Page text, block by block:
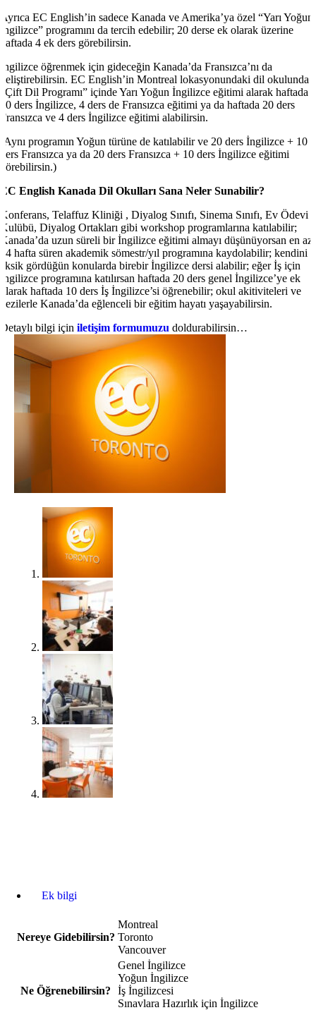
Ayrıca EC English’in sadece Kanada ve Amerika’ya özel “Yarı Yoğun
İngilizce” programını da tercih edebilir; 20 derse ek olarak üzerine
haftada 4 ek ders görebilirsin.
İngilizce öğrenmek için gideceğin Kanada’da Fransızca’nı da
geliştirebilirsin. EC English’in Montreal lokasyonundaki dil okulunda
“Çift Dil Programı” içinde Yarı Yoğun İngilizce eğitimi alarak haftada
20 ders İngilizce, 4 ders de Fransızca eğitimi ya da haftada 20 ders
Fransızca ve 4 ders İngilizce eğitimi alabilirsin.
(Aynı programın Yoğun türüne de katılabilir ve 20 ders İngilizce + 10
ders Fransızca ya da 20 ders Fransızca + 10 ders İngilizce eğitimi
görebilirsin.)
EC English Kanada Dil Okulları Sana Neler Sunabilir?
Konferans, Telaffuz Kliniği , Diyalog Sınıfı, Sinema Sınıfı, Ev Ödevi
Kulübü, Diyalog Ortakları gibi workshop programlarına katılabilir;
Kanada’da uzun süreli bir İngilizce eğitimi almayı düşünüyorsan en az
24 hafta süren akademik sömestr/yıl programına kaydolabilir; kendini
eksik gördüğün konularda birebir İngilizce dersi alabilir; eğer İş için
İngilizce programına katılırsan haftada 20 ders genel İngilizce’ye ek
olarak haftada 10 ders İş İngilizce’si öğrenebilir; okul akitiviteleri ve
gezilerle Kanada’da eğlenceli bir eğitim hayatı yaşayabilirsin.
Detaylı bilgi için iletişim formumuzu doldurabilirsin…
Ek bilgi
Nereye Gidebilirsin?
Montreal
Toronto
Vancouver
Ne Öğrenebilirsin?
Genel İngilizce
Yoğun İngilizce
İş İngilizcesi
Sınavlara Hazırlık için İngilizce